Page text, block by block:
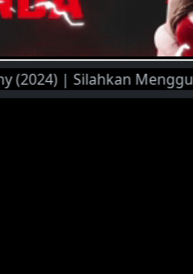
Silahkan Menggunakan